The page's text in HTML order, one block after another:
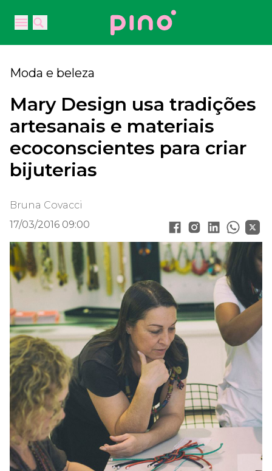
Open main menu
Open main menu
Your Company
Moda e beleza
Mary Design usa tradições
artesanais e materiais
ecoconscientes para criar
bijuterias
Bruna Covacci
17/03/2016 09:00